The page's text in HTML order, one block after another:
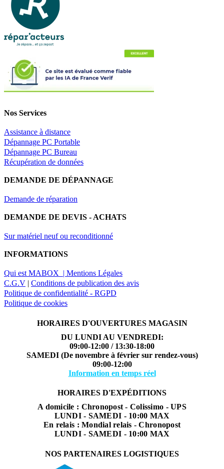
Nos Services
Assistance à distance
Dépannage PC Portable
Dépannage PC Bureau
Récupération de données
DEMANDE DE DÉPANNAGE
Demande de réparation
DEMANDE DE DEVIS - ACHATS
Sur matériel neuf ou reconditionné
INFORMATIONS
Qui est MABOX | Mentions Légales
C.G.V | Conditions de publication des avis
Politique de confidentialité - RGPD
Politique de cookies
HORAIRES D'OUVERTURES MAGASIN
DU LUNDI AU VENDREDI:
09:00-12:00 / 13:30-18:00
SAMEDI (De novembre à février sur rendez-vous)
09:00-12:00
Information en temps réel
HORAIRES D'EXPÉDITIONS
A domicile : Chronopost - Colissimo - UPS
LUNDI - SAMEDI - 10:00 MAX
En relais : Mondial relais - Chronopost
LUNDI - SAMEDI - 10:00 MAX
NOS PARTENAIRES LOGISTIQUES